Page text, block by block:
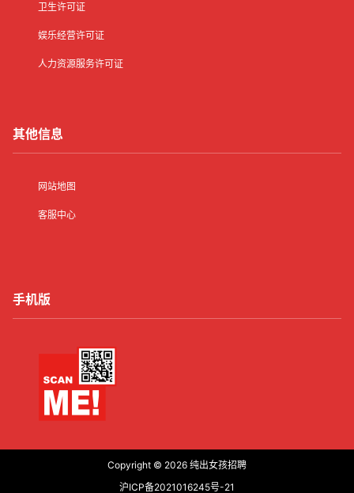
卫生许可证
娱乐经营许可证
人力资源服务许可证
其他信息
网站地图
客服中心
手机版
Copyright © 2026 纯出女孩招聘
沪ICP备2021016245号-21